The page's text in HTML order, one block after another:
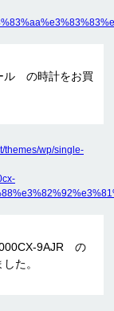
ル の時計をお買
themes/wp/single-
9AJR の
た。